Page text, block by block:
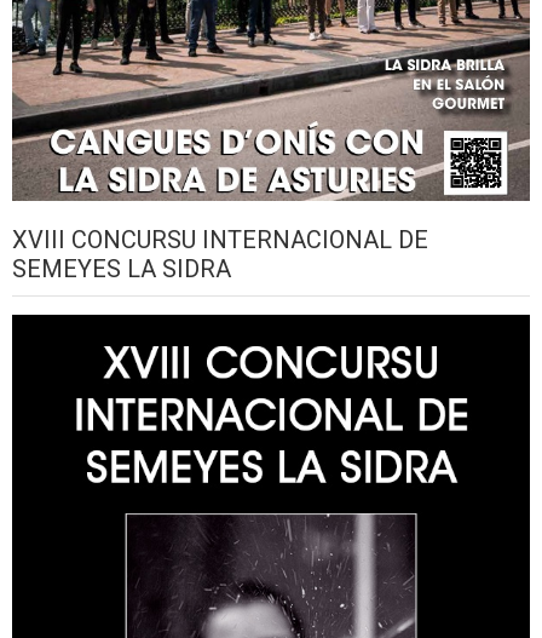
XVIII CONCURSU INTERNACIONAL DE
SEMEYES LA SIDRA